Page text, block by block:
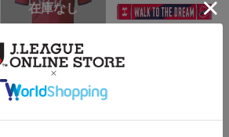
いわきFC 2026/27 1st オ
ーセンティックユニフォ
ーム
17,600円～22,000円